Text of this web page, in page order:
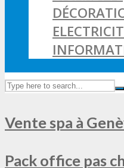
Vente spa à
Pack office pas